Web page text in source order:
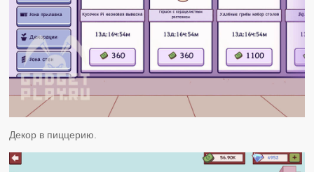
Декор в пиццерию.